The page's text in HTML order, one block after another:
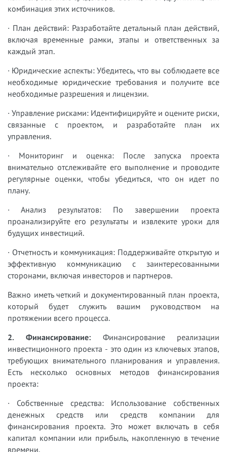
комбинация этих источников.
· План действий: Разработайте детальный план действий,
включая временные рамки, этапы и ответственных за
каждый этап.
· Юридические аспекты: Убедитесь, что вы соблюдаете все
необходимые юридические требования и получите все
необходимые разрешения и лицензии.
· Управление рисками: Идентифицируйте и оцените риски,
связанные с проектом, и разработайте план их
управления.
· Мониторинг и оценка: После запуска проекта
внимательно отслеживайте его выполнение и проводите
регулярные оценки, чтобы убедиться, что он идет по
плану.
· Анализ результатов: По завершении проекта
проанализируйте его результаты и извлеките уроки для
будущих инвестиций.
· Отчетность и коммуникация: Поддерживайте открытую и
эффективную коммуникацию с заинтересованными
сторонами, включая инвесторов и партнеров.
Важно иметь четкий и документированный план проекта,
который будет служить вашим руководством на
протяжении всего процесса.
2. Финансирование: Финансирование реализации
инвестиционного проекта - это один из ключевых этапов,
требующих внимательного планирования и управления.
Есть несколько основных методов финансирования
проекта:
· Собственные средства: Использование собственных
денежных средств или средств компании для
финансирования проекта. Это может включать в себя
капитал компании или прибыль, накопленную в течение
времени.